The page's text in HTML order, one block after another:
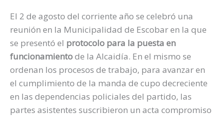
El 2 de agosto del corriente año se celebró una
reunión en la Municipalidad de Escobar en la que
se presentó el protocolo para la puesta en
funcionamientode la Alcaidía. En el mismo se
ordenan los procesos de trabajo, para avanzar en
el cumplimiento de la manda de cupo decreciente
en las dependencias policiales del partido, las
partes asistentes suscribieron un acta compromiso